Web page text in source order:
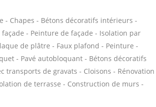
- Chapes - Bétons décoratifs intérieurs -
- Peinture de façade - Isolation par
de plâtre - Faux plafond - Peinture -
- Pavé autobloquant - Bétons décoratifs
transports de gravats - Cloisons - Rénovation
de terrasse - Construction de murs -